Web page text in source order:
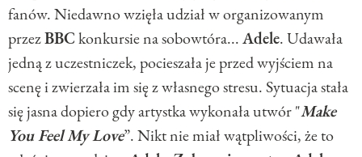
fanów. Niedawno wzięła udział w organizowanym
przezBBCkonkursie na sobowtóra...Adele. Udawała
jedną z uczestniczek, pocieszała je przed wyjściem na
scenę i zwierzała im się z własnego stresu. Sytuacja stała
się jasna dopiero gdy artystka wykonała utwór "Make
You Feel My Love”. Nikt nie miał wątpliwości, że to